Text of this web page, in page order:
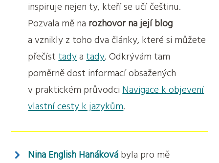
inspiruje nejen ty, kteří se učí češtinu.
Pozvala mě na rozhovor na její blog
a vznikly z toho dva články, které si můžete
přečísttadyatady. Odkrývám tam
poměrně dost informací obsažených
v praktickém průvodciNavigace k objevení
vlastní cesty k jazykům.
Nina English Hanáková byla pro mě